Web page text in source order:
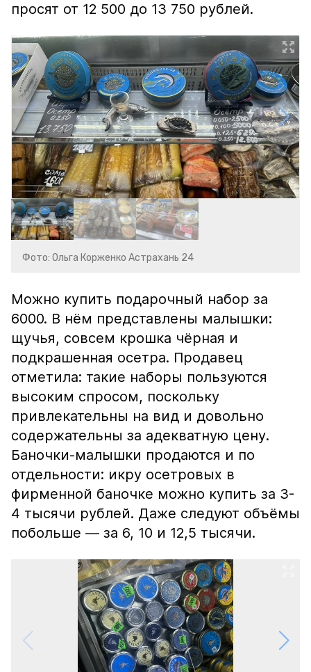
просят от 12 500 до 13 750 рублей.
Фото: Ольга Корженко Астрахань 24
Можно купить подарочный набор за
6000. В нём представлены малышки:
щучья, совсем крошка чёрная и
подкрашенная осетра. Продавец
отметила: такие наборы пользуются
высоким спросом, поскольку
привлекательны на вид и довольно
содержательны за адекватную цену.
Баночки-малышки продаются и по
отдельности: икру осетровых в
фирменной баночке можно купить за 3-
4 тысячи рублей. Даже следуют объёмы
побольше — за 6, 10 и 12,5 тысячи.